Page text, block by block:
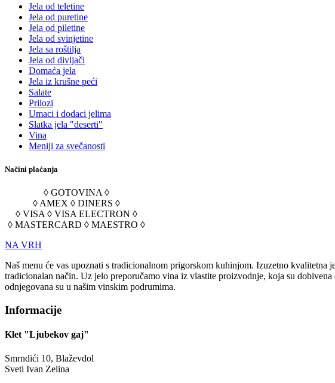
Jela od teletine
Jela od puretine
Jela od piletine
Jela od svinjetine
Jela sa roštilja
Jela od divljači
Domaća jela
Jela iz krušne peći
Salate
Prilozi
Umaci i dodaci jelima
Slatka jela "deserti"
Vina
Meniji za svečanosti
Načini plaćanja
◊ GOTOVINA ◊
◊ AMEX ◊ DINERS ◊
◊ VISA ◊ VISA ELECTRON ◊
◊ MASTERCARD ◊ MAESTRO ◊
NA VRH
Naš menu će vas upoznati s tradicionalnom prigorskom kuhinjom. Izuzetno kvalitetna
tradicionalan način. Uz jelo preporučamo vina iz vlastite proizvodnje, koja su
odnjegovana su u našim vinskim podrumima.
Informacije
Klet "Ljubekov gaj"
Smrndići 10, Blaževdol
Sveti Ivan Zelina